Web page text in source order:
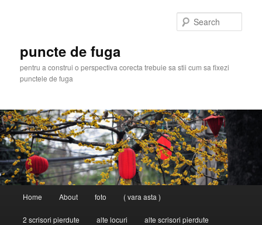
puncte de fuga
pentru a construi o perspectiva corecta trebuie sa stii cum sa fixezi
punctele de fuga
Home About foto ( vara asta )
2 scrisori pierdute alte locuri alte scrisori pierdute